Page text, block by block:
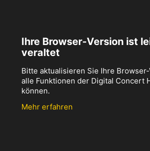
Ihre Browser-Version ist
veraltet
Bitte aktualisieren Sie Ihre
alle Funktionen der Digital Concert
können.
Mehr erfahren